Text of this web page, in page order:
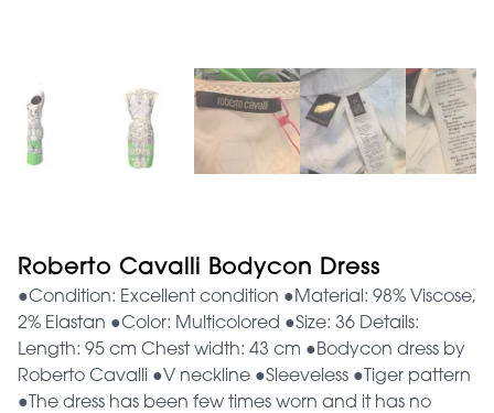
Roberto Cavalli Bodycon Dress
●Condition: Excellent condition ●Material: 98% Viscose,
2% Elastan ●Color: Multicolored ●Size: 36 Details:
Length: 95 cm Chest width: 43 cm ●Bodycon dress by
Roberto Cavalli ●V neckline ●Sleeveless ●Tiger pattern
●The dress has been few times worn and it has no